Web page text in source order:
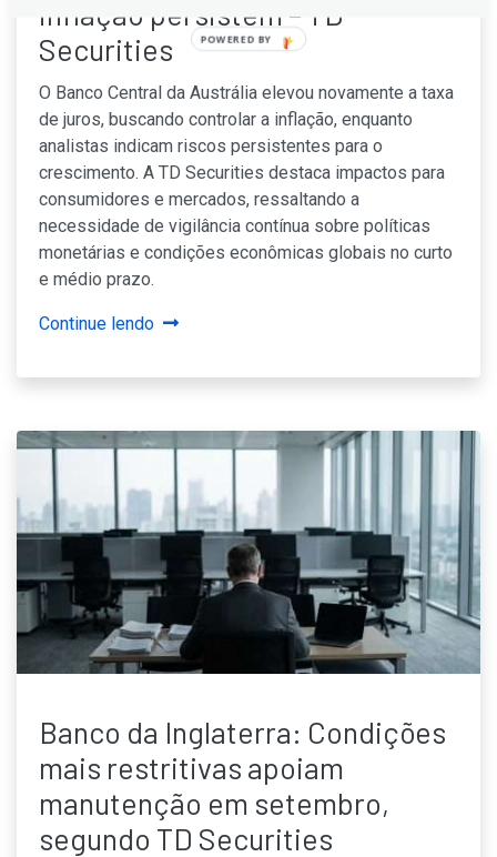
inflação persistem – TD
Securities
O Banco Central da Austrália elevou novamente a taxa
de juros, buscando controlar a inflação, enquanto
analistas indicam riscos persistentes para o
crescimento. A TD Securities destaca impactos para
consumidores e mercados, ressaltando a
necessidade de vigilância contínua sobre políticas
monetárias e condições econômicas globais no curto
e médio prazo.
Continue lendo
Banco da Inglaterra: Condições
mais restritivas apoiam
manutenção em setembro,
segundo TD Securities
POWERED BY